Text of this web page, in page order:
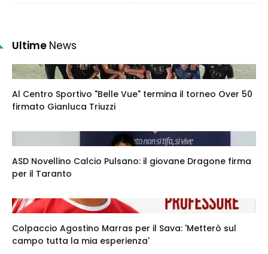
Ultime News
Al Centro Sportivo "Belle Vue" termina il torneo Over 50
firmato Gianluca Triuzzi
ASD Novellino Calcio Pulsano: il giovane Dragone firma
per il Taranto
Colpaccio Agostino Marras per il Sava: 'Metterò sul
campo tutta la mia esperienza'